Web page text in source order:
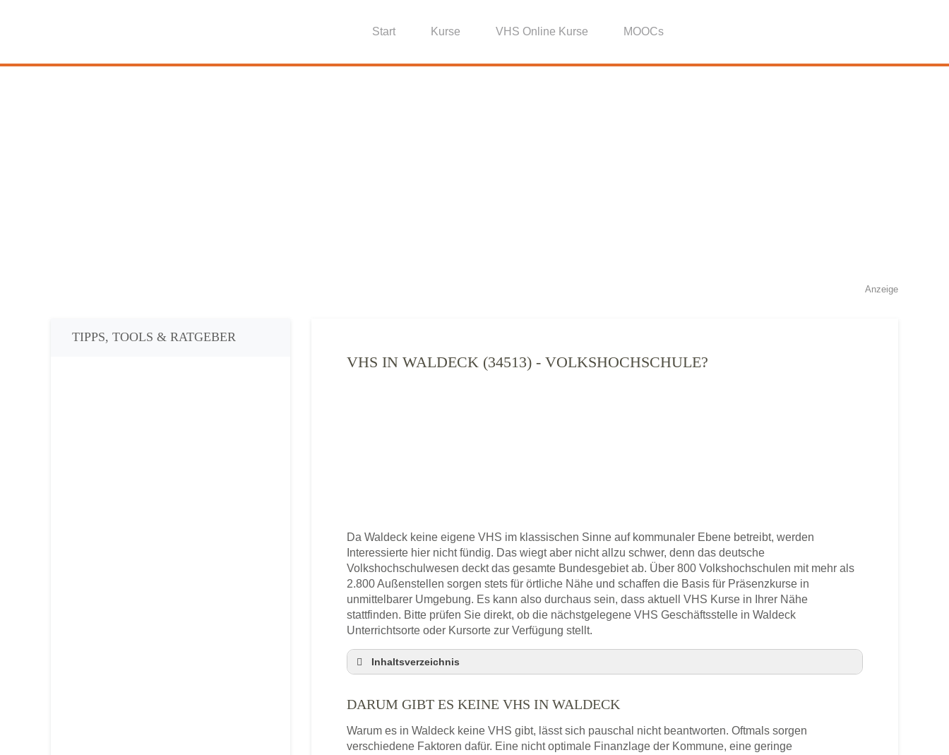
Start Kurse VHS Online Kurse MOOCs
Anzeige
VHS IN WALDECK (34513) - VOLKSHOCHSCHULE?
Da Waldeck keine eigene VHS im klassischen Sinne auf kommunaler Ebene betreibt, werden
Interessierte hier nicht fündig. Das wiegt aber nicht allzu schwer, denn das deutsche
Volkshochschulwesen deckt das gesamte Bundesgebiet ab. Über 800 Volkshochschulen mit mehr als
2.800 Außenstellen sorgen stets für örtliche Nähe und schaffen die Basis für Präsenzkurse in
unmittelbarer Umgebung. Es kann also durchaus sein, dass aktuell VHS Kurse in Ihrer Nähe
stattfinden. Bitte prüfen Sie direkt, ob die nächstgelegene VHS Geschäftsstelle in Waldeck
Unterrichtsorte oder Kursorte zur Verfügung stellt.
Inhaltsverzeichnis
3 schnelle Tipps
Abendschule in der Region rund um Waldeck
DARUM GIBT ES KEINE VHS IN WALDECK
Warum es in Waldeck keine VHS gibt, lässt sich pauschal nicht beantworten. Oftmals sorgen
verschiedene Faktoren dafür. Eine nicht optimale Finanzlage der Kommune, eine geringe
TIPPS, TOOLS & RATGEBER